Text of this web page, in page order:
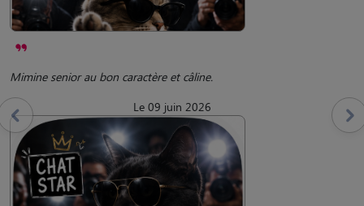
Mimine senior au bon caractère et câline.
Le 09 juin 2026